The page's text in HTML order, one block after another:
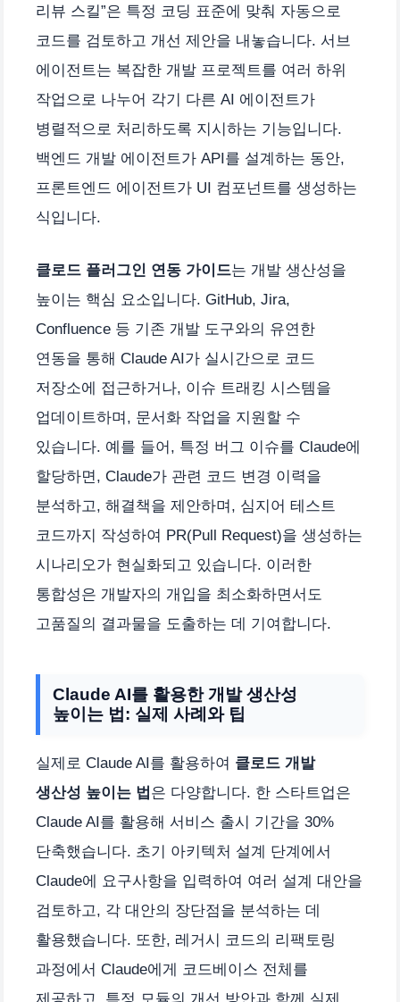
리뷰 스킬”은 특정 코딩 표준에 맞춰 자동으로
코드를 검토하고 개선 제안을 내놓습니다. 서브
에이전트는 복잡한 개발 프로젝트를 여러 하위
작업으로 나누어 각기 다른 AI 에이전트가
병렬적으로 처리하도록 지시하는 기능입니다.
백엔드 개발 에이전트가 API를 설계하는 동안,
프론트엔드 에이전트가 UI 컴포넌트를 생성하는
식입니다.
클로드 플러그인 연동 가이드는 개발 생산성을
높이는 핵심 요소입니다. GitHub, Jira,
Confluence 등 기존 개발 도구와의 유연한
연동을 통해 Claude AI가 실시간으로 코드
저장소에 접근하거나, 이슈 트래킹 시스템을
업데이트하며, 문서화 작업을 지원할 수
있습니다. 예를 들어, 특정 버그 이슈를 Claude에
할당하면, Claude가 관련 코드 변경 이력을
분석하고, 해결책을 제안하며, 심지어 테스트
코드까지 작성하여 PR(Pull Request)을 생성하는
시나리오가 현실화되고 있습니다. 이러한
통합성은 개발자의 개입을 최소화하면서도
고품질의 결과물을 도출하는 데 기여합니다.
Claude AI를 활용한 개발 생산성
높이는 법: 실제 사례와 팁
실제로 Claude AI를 활용하여 클로드 개발
생산성 높이는 법 은 다양합니다. 한 스타트업은
Claude AI를 활용해 서비스 출시 기간을 30%
단축했습니다. 초기 아키텍처 설계 단계에서
Claude에 요구사항을 입력하여 여러 설계 대안을
검토하고, 각 대안의 장단점을 분석하는 데
활용했습니다. 또한, 레거시 코드의 리팩토링
과정에서 Claude에게 코드베이스 전체를